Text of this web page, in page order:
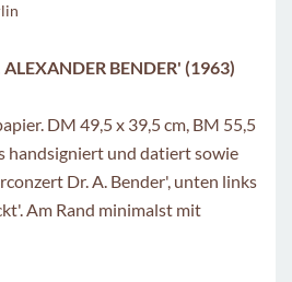
BENDER' (1963)
DM 49,5 x 39,5 cm, BM 55,5
handsigniert und datiert sowie
Dr. A. Bender', unten links
Am Rand minimalst mit